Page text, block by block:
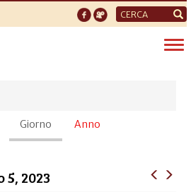
Form
di
ricerca
Giorno (scheda
attiva)
Anno
2023